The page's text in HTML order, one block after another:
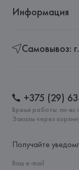
Информация
Самовывоз:
+375 (29)
Время работы: пн-вс
Заказы через
Получайте